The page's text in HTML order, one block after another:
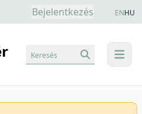
Bejelentkezés ENHU
menu
Keresés